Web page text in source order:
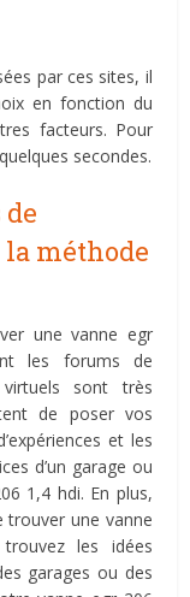
par ces sites, il
en fonction du
facteurs. Pour
secondes.
méthode
une vanne egr
les forums de
virtuels sont très
de poser vos
et les
d’un garage ou
1,4 hdi. En plus,
trouver une vanne
les idées
garages ou des